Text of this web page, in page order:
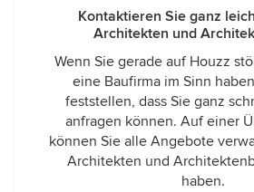
Kontaktieren Sie ganz
Architekten und
Wenn Sie gerade auf Houzz
eine Baufirma im Sinn
feststellen, dass Sie ganz
anfragen können. Auf einer
können Sie alle Angebote
Architekten und
haben.